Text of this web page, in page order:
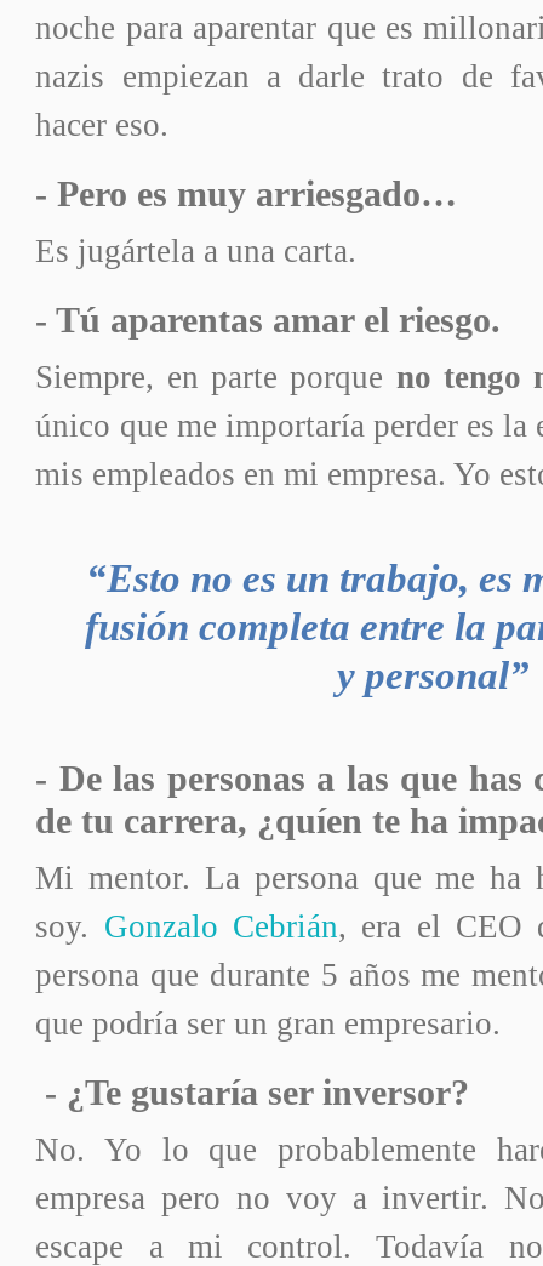
noche para aparentar que es
nazis empiezan a darle trato de
hacer eso.
- Pero es muy arriesgado…
Es jugártela a una carta.
- Tú aparentas amar el riesgo.
Siempre, en parte porque no tengo
único que me importaría perder es la
mis empleados en mi empresa. Yo
“Esto no es un trabajo, es
fusión completa entre la
y personal”
- De las personas a las que has
de tu carrera, ¿quíen te ha
Mi mentor. La persona que me ha
soy. Gonzalo Cebrián, era el CEO
persona que durante 5 años me
que podría ser un gran empresario.
- ¿Te gustaría ser inversor?
No. Yo lo que probablemente
empresa pero no voy a invertir.
escape a mi control. Todavía